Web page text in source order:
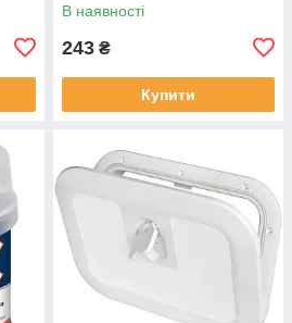
В наявності
243 ₴
Купити